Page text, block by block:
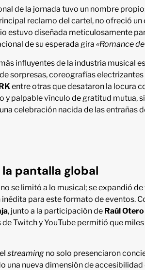
de la jornada tuvo un nombre
reclamo del cartel, no ofreció un
estuvo diseñada meticulosamente
de su esperada gira «Romance
influyentes de la industria musical
sorpresas, coreografías
entre otras que desataron la locura
y palpable vínculo de gratitud mutua,
celebración nacida de las entrañas
pantalla global
se limitó a lo musical; se expandió
para este formato de eventos.
, junto a la participación de Raúl Otero
Twitch y YouTube permitió que
streaming no solo presenciaron
una nueva dimensión de